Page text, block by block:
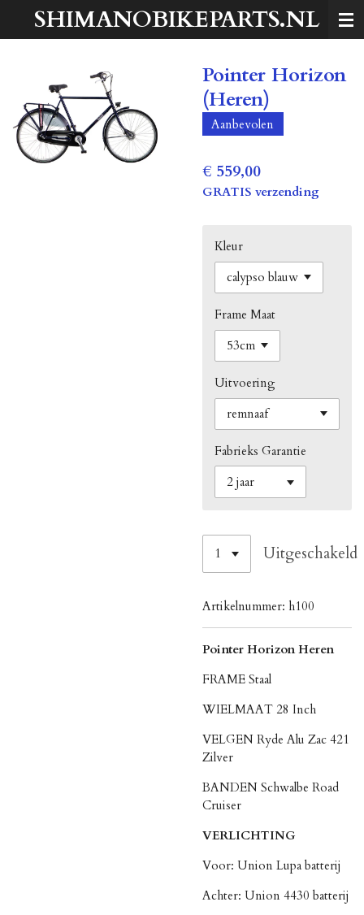
hoofdinhoud
SHIMANOBIKEPARTS.NL
Pointer Horizon
(Heren)
Aanbevolen
€ 559,00
GRATIS verzending
Kleur
Frame Maat
Uitvoering
Fabrieks Garantie
Uitgeschakeld
Artikelnummer: h100
Pointer Horizon Heren
FRAME Staal
WIELMAAT 28 Inch
VELGEN Ryde Alu Zac 421
Zilver
BANDEN Schwalbe Road
Cruiser
VERLICHTING
Voor: Union Lupa batterij
Achter: Union 4430 batterij